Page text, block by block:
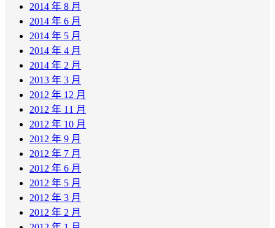
2014 年 8 月
2014 年 6 月
2014 年 5 月
2014 年 4 月
2014 年 2 月
2013 年 3 月
2012 年 12 月
2012 年 11 月
2012 年 10 月
2012 年 9 月
2012 年 7 月
2012 年 6 月
2012 年 5 月
2012 年 3 月
2012 年 2 月